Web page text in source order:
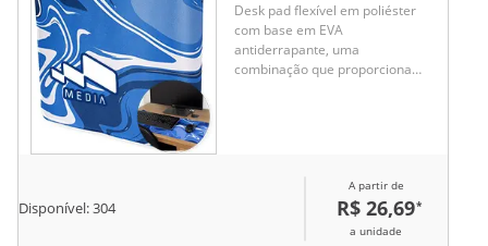
Desk pad flexível em poliéster
com base em EVA
antiderrapante, uma
combinação que proporciona
Disponível:304
A partir de
R$ 26,69*
a unidade